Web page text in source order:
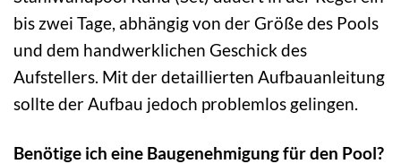
bis zwei Tage, abhängig von der Größe des Pools
und dem handwerklichen Geschick des
Aufstellers. Mit der detaillierten Aufbauanleitung
sollte der Aufbau jedoch problemlos gelingen.
Benötige ich eine Baugenehmigung für den Pool?